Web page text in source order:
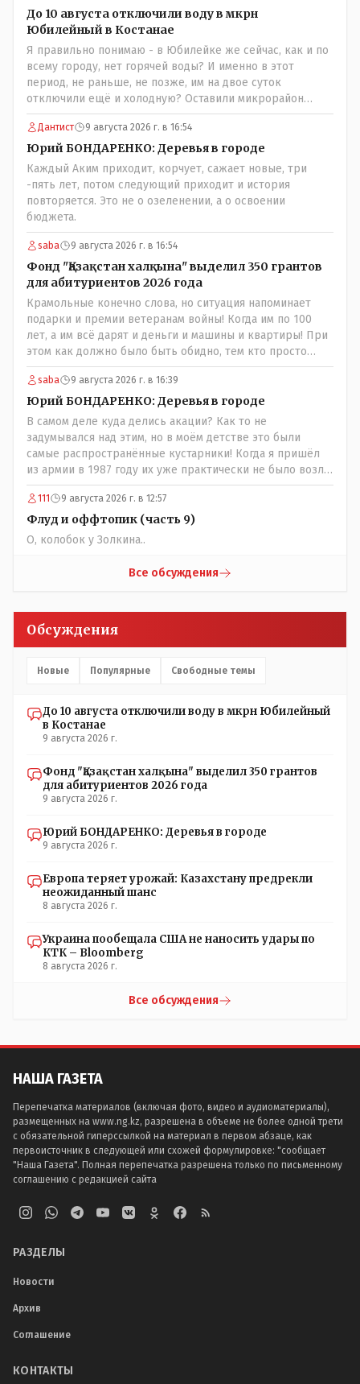
До 10 августа отключили воду в мкрн
Юбилейный в Костанае
Я правильно понимаю - в Юбилейке же сейчас, как и по
всему городу, нет горячей воды? И именно в этот
период, не раньше, не позже, им на двое суток
отключили ещё и холодную? Оставили микрорайон
вообще без воды?
Дантист 9 августа 2026 г. в 16:54
Юрий БОНДАРЕНКО: Деревья в городе
Каждый Аким приходит, корчует, сажает новые, три
-пять лет, потом следующий приходит и история
повторяется. Это не о озеленении, а о освоении
бюджета.
saba 9 августа 2026 г. в 16:54
Фонд "Қазақстан халқына" выделил 350 грантов
для абитуриентов 2026 года
Крамольные конечно слова, но ситуация напоминает
подарки и премии ветеранам войны! Когда им по 100
лет, а им всё дарят и деньги и машины и квартиры! При
этом как должно было быть обидно, тем кто просто
выживал в эти годы отказывая себе во всём и работая
для фронта! Не всем повезло и получить медаль" За
доблестный труд в годы ВОВ", там хоть какие то льготы
были! А тут? Может всё таки стоит оценивать по
степени заинтересованности в высшем образовании, а
не по степени того , как тебе не повезло в жизни?
saba 9 августа 2026 г. в 16:39
Юрий БОНДАРЕНКО: Деревья в городе
В самом деле куда делись акации? Как то не
задумывался над этим, но в моём детстве это были
самые распространённые кустарники! Когда я пришёл
из армии в 1987 году их уже практически не было возле
родительского дома по улице Амангельды! А что
случилось то, с целым видом кустарника?
111 9 августа 2026 г. в 12:57
Флуд и оффтопик (часть 9)
О, колобок у Золкина..
Все обсуждения
Обсуждения
Новые Популярные Свободные темы
До 10 августа отключили воду в мкрн Юбилейный
в Костанае
9 августа 2026 г.
Фонд "Қазақстан халқына" выделил 350 грантов
для абитуриентов 2026 года
9 августа 2026 г.
Юрий БОНДАРЕНКО: Деревья в городе
9 августа 2026 г.
Европа теряет урожай: Казахстану предрекли
неожиданный шанс
8 августа 2026 г.
Украина пообещала США не наносить удары по
КТК – Bloomberg
8 августа 2026 г.
Все обсуждения
НАША ГАЗЕТА
Перепечатка материалов (включая фото, видео и аудиоматериалы),
размещенных на www.ng.kz, разрешена в объеме не более одной трети
с обязательной гиперссылкой на материал в первом абзаце, как
первоисточник в следующей или схожей формулировке: "сообщает
"Наша Газета". Полная перепечатка разрешена только по письменному
соглашению с редакцией сайта
РАЗДЕЛЫ
Новости
Архив
Соглашение
КОНТАКТЫ